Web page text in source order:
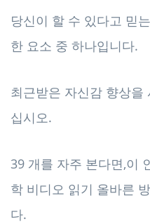
당신이 할 수 있다고 믿
한 요소 중 하나입니다.
최근받은 자신감 향상을
십시오.
39 개를 자주 본다면,이
학 비디오 읽기 올바른
다.